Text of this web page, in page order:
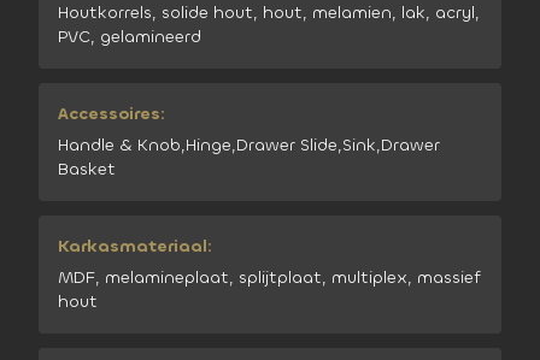
Houtkorrels, solide hout, hout, melamien, lak, acryl,
PVC, gelamineerd
Accessoires:
Handle & Knob,Hinge,Drawer Slide,Sink,Drawer
Basket
Karkasmateriaal:
MDF, melamineplaat, splijtplaat, multiplex, massief
hout